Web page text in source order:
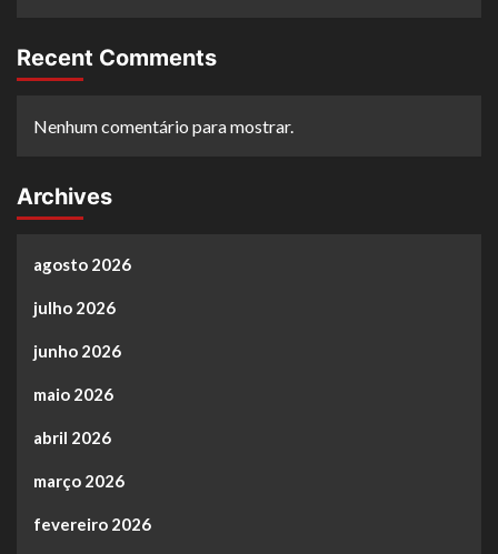
Recent Comments
Nenhum comentário para mostrar.
Archives
agosto 2026
julho 2026
junho 2026
maio 2026
abril 2026
março 2026
fevereiro 2026